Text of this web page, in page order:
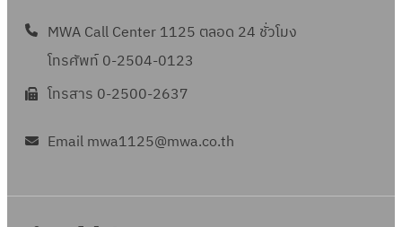
MWA Call Center 1125 ตลอด 24 ชั่วโมง
โทรศัพท์ 0-2504-0123
โทรสาร 0-2500-2637
Email mwa1125@mwa.co.th